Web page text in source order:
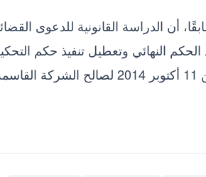
الدراسة القانونية للدعوى
النهائي وتعطيل تنفيذ حكم
بمبلغ 39.91 مليون جنيه، بالإضافة إلى فوائد قانونية بنسبة 5% اعتبارًا من 11 أكتوبر 2014 لصالح الشركة